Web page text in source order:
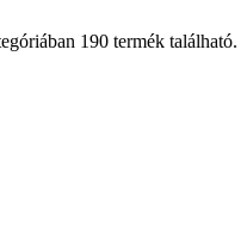
190 termék található.